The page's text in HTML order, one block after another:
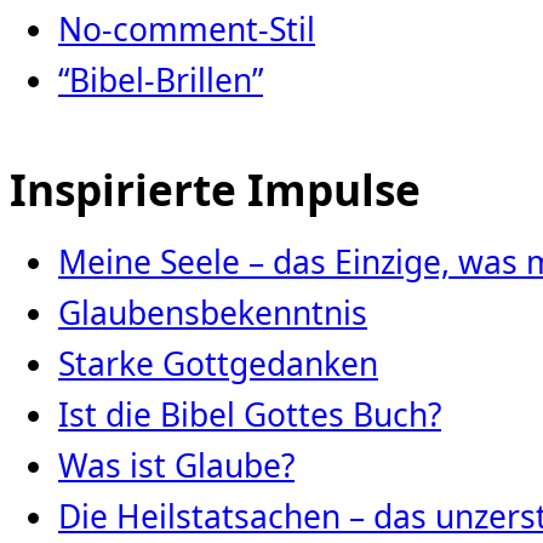
No-comment-Stil
“Bibel-Brillen”
Inspirierte Impulse
Meine Seele – das Einzige, was
Glaubensbekenntnis
Starke Gottgedanken
Ist die Bibel Gottes Buch?
Was ist Glaube?
Die Heilstatsachen – das